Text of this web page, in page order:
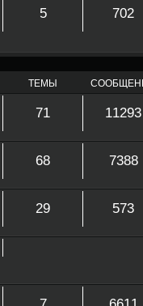
5 702
ТЕМЫ
71 11293
68 7388
29 573